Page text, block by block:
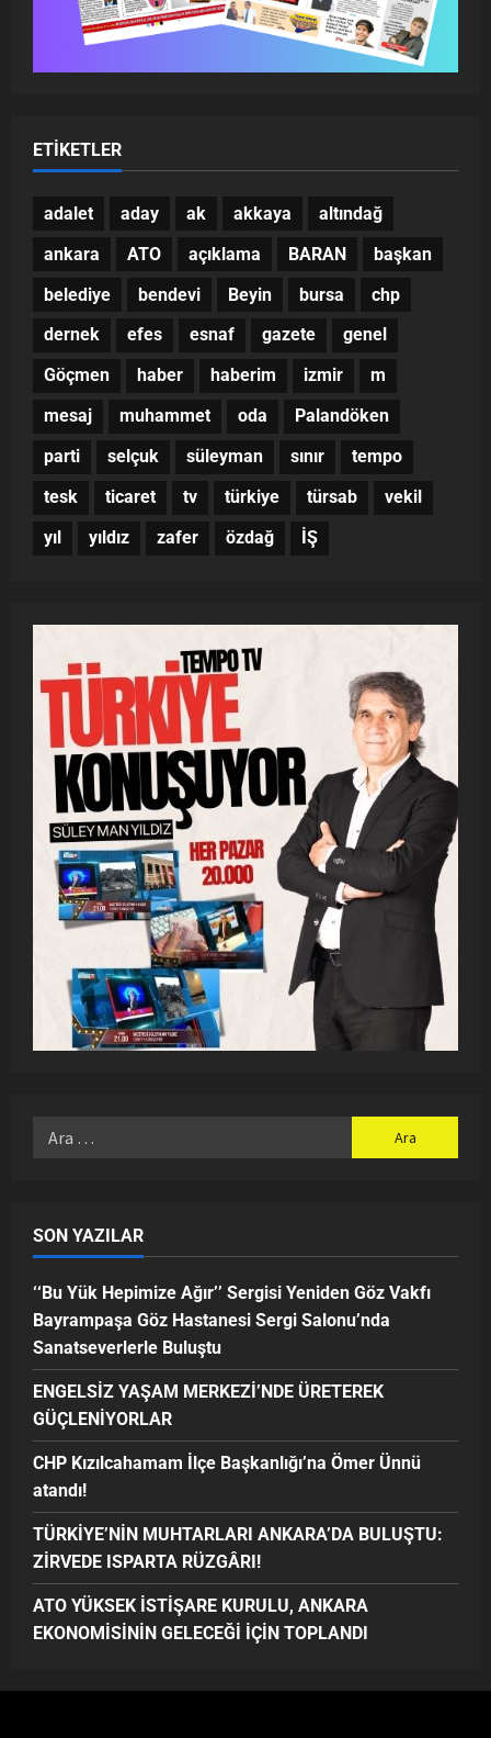
ETIKETLER
adalet aday ak akkaya
altındağ
ankara
ATO açıklama BARAN
başkan
belediye
bendevi Beyin bursa
chp
dernek
efes esnaf gazete
genel
Göçmen
haber haberim izmir
m
mesaj
muhammet oda
Palandöken
parti
selçuk süleyman sınır
tempo
tesk
ticaret tv türkiye türsab
vekil
yıl
yıldız zafer özdağ İŞ
SON YAZILAR
‘‘Bu Yük Hepimize Ağır’’ Sergisi Yeniden Göz Vakfı
Bayrampaşa Göz Hastanesi Sergi Salonu’nda
Sanatseverlerle Buluştu
ENGELSİZ YAŞAM MERKEZİ’NDE ÜRETEREK
GÜÇLENİYORLAR
CHP Kızılcahamam İlçe Başkanlığı’na Ömer Ünnü
atandı!
TÜRKİYE’NİN MUHTARLARI ANKARA’DA BULUŞTU:
ZİRVEDE ISPARTA RÜZGÂRI!
ATO YÜKSEK İSTİŞARE KURULU, ANKARA
EKONOMİSİNİN GELECEĞİ İÇİN TOPLANDI